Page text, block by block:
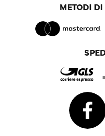
METODI